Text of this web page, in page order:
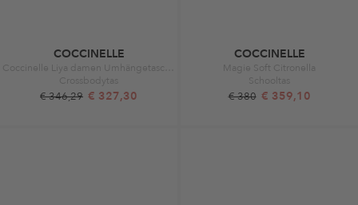
COCCINELLE
Crossbodytas
€ 346,29 € 327,30
COCCINELLE
Magie Soft Citronella
Schooltas
€ 380 € 359,10